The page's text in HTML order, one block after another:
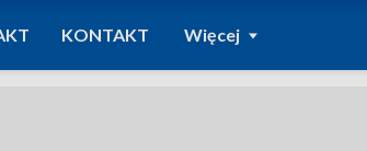
KONTAKT Więcej